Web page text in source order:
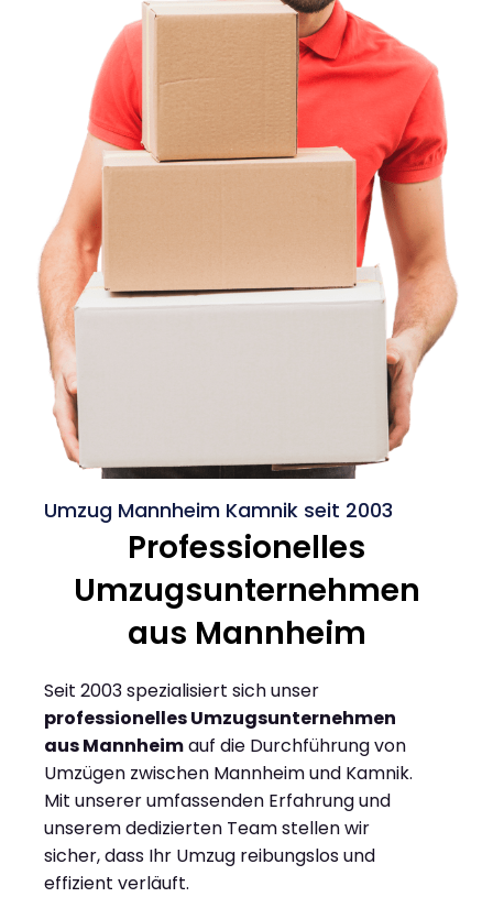
Umzug Mannheim Kamnik seit 2003
Professionelles
Umzugsunternehmen
aus Mannheim
Seit 2003 spezialisiert sich unser
professionelles Umzugsunternehmen
aus Mannheimauf die Durchführung von
Umzügen zwischen Mannheim und Kamnik.
Mit unserer umfassenden Erfahrung und
unserem dedizierten Team stellen wir
sicher, dass Ihr Umzug reibungslos und
effizient verläuft.